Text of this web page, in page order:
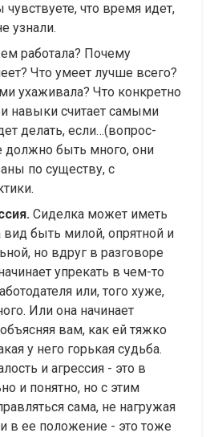
чувствуете, что время идет,
узнали.
работала? Почему
Что умеет лучше всего?
ухаживала? Что конкретно
навыки считает самыми
делать, если…(вопрос-
должно быть много, они
по существу, с
Сиделка может иметь
быть милой, опрятной и
но вдруг в разговоре
упрекать в чем-то
или, того хуже,
Или она начинает
вам, как ей тяжко
у него горькая судьба.
и агрессия - это в
и понятно, но с этим
сама, не нагружая
в ее положение - это тоже